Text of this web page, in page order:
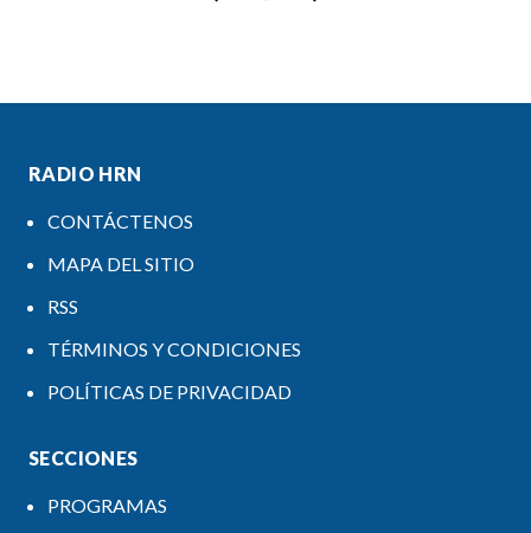
RADIO HRN
CONTÁCTENOS
MAPA DEL SITIO
RSS
TÉRMINOS Y CONDICIONES
POLÍTICAS DE PRIVACIDAD
SECCIONES
PROGRAMAS